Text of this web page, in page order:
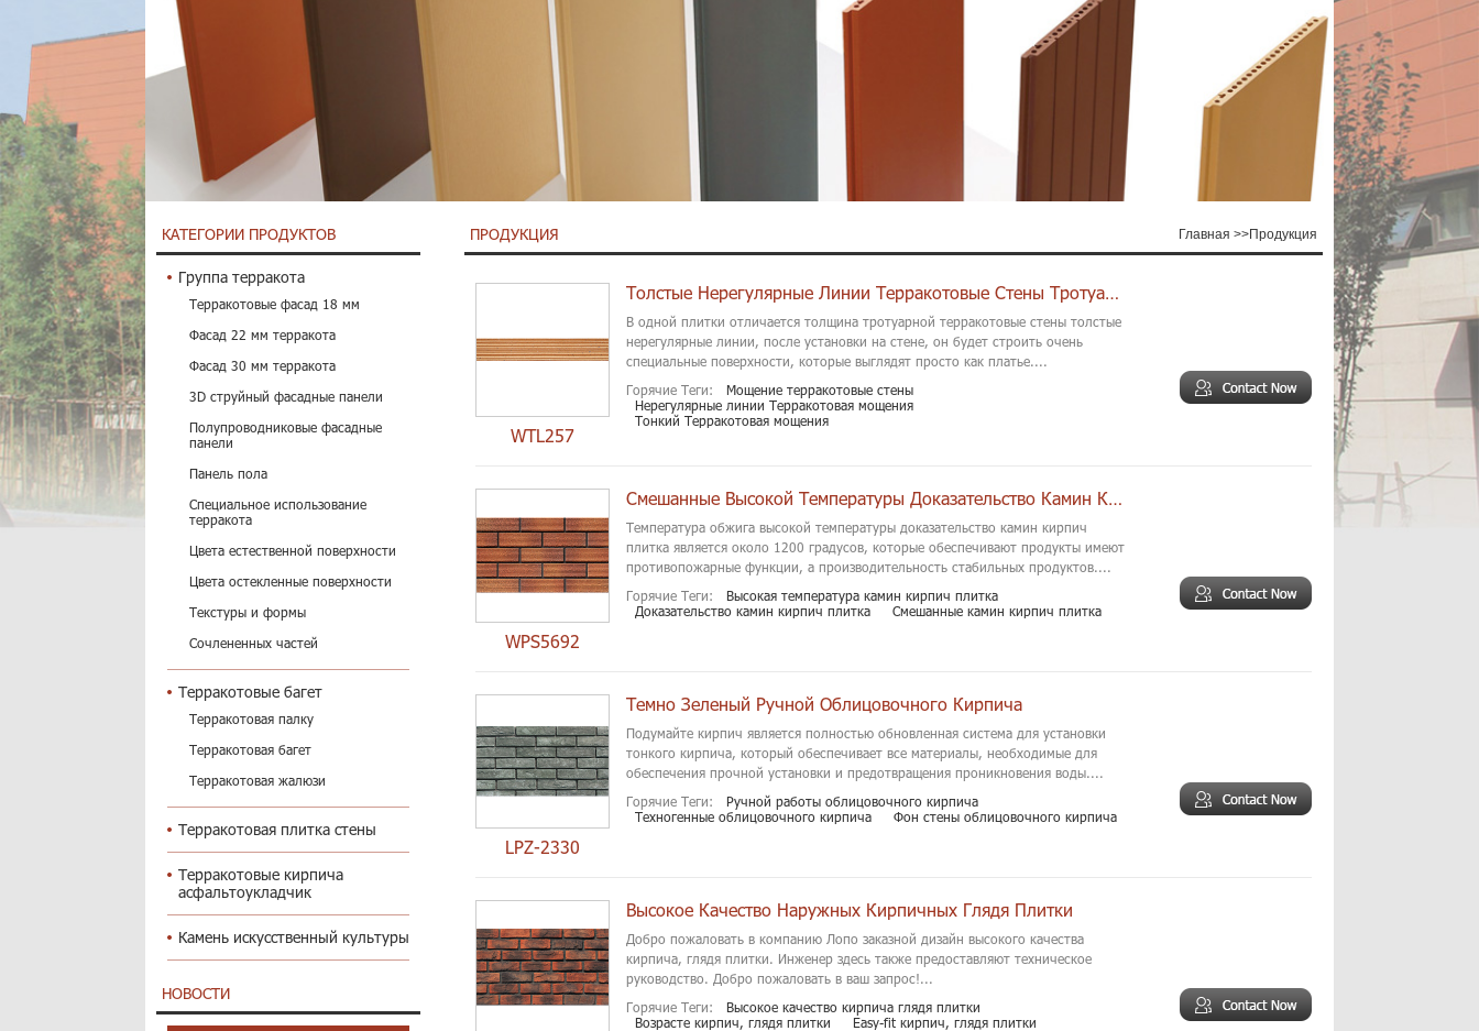
КАТЕГОРИИ ПРОДУКТОВ
Группа терракота
Терракотовые фасад 18 мм
Фасад 22 мм терракота
Фасад 30 мм терракота
3D струйный фасадные панели
Полупроводниковые фасадные
панели
Панель пола
Специальное использование
терракота
Цвета естественной поверхности
Цвета остекленные поверхности
Текстуры и формы
Сочлененных частей
Терракотовые багет
Терракотовая палку
Терракотовая багет
Терракотовая жалюзи
Терракотовая плитка стены
Терракотовые кирпича
асфальтоукладчик
Камень искусственный культуры
НОВОСТИ
ПРОДУКЦИЯ Главная >>Продукция
WTL257
Толстые Нерегулярные Линии Терракотовые Стены Тротуарной Плитки
В одной плитки отличается толщина тротуарной терракотовые стены толстые
нерегулярные линии, после установки на стене, он будет строить очень
специальные поверхности, которые выглядят просто как платье....
Горячие Теги:
Мощение терракотовые стены
Нерегулярные линии Терракотовая мощения
Тонкий Терракотовая мощения
WPS5692
Смешанные Высокой Температуры Доказательство Камин Кирпич Плитка
Температура обжига высокой температуры доказательство камин кирпич
плитка является около 1200 градусов, которые обеспечивают продукты имеют
противопожарные функции, а производительность стабильных продуктов....
Горячие Теги:
Высокая температура камин кирпич плитка
Доказательство камин кирпич плитка
Смешанные камин кирпич плитка
LPZ-2330
Темно Зеленый Ручной Облицовочного Кирпича
Подумайте кирпич является полностью обновленная система для установки
тонкого кирпича, который обеспечивает все материалы, необходимые для
обеспечения прочной установки и предотвращения проникновения воды....
Горячие Теги:
Ручной работы облицовочного кирпича
Техногенные облицовочного кирпича
Фон стены облицовочного кирпича
Высокое Качество Наружных Кирпичных Глядя Плитки
Добро пожаловать в компанию Лопо заказной дизайн высокого качества
кирпича, глядя плитки. Инженер здесь также предоставляют техническое
руководство. Добро пожаловать в ваш запрос!...
Горячие Теги:
Высокое качество кирпича глядя плитки
Возрасте кирпич, глядя плитки
Easy-fit кирпич, глядя плитки